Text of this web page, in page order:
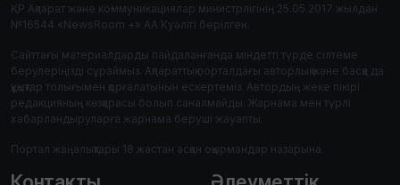
ҚР Ақпарат және коммуникациялар министрлігінің 25.05.2017 жылдан
№16544 «NewsRoom +» АА Куәлігі берілген.
Сайттағы материалдарды пайдаланғанда міндетті түрде сілтеме
берулеріңізді сұраймыз. Ақпараттық порталдағы авторлық және басқа да
құқықтар толығымен қорғалатынын ескертеміз. Автордың жеке пікірі
редакцияның көзқарасы болып саналмайды. Жарнама мен түрлі
хабарландыруларға жарнама беруші жауапты.
Портал жаңалықтары 18 жастан асқан оқырмандар назарына.